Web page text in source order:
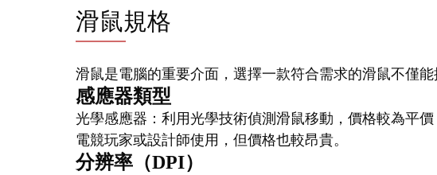
滑鼠規格
滑鼠是電腦的重要介面，選擇一款符合需求的滑鼠不僅
感應器類型
光學感應器：利用光學技術偵測滑鼠移動，價格較為平
電競玩家或設計師使用，但價格也較昂貴。
分辨率（DPI）